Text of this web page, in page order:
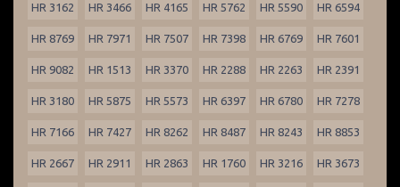
HR 3162 HR 3466 HR 4165 HR 5762 HR 5590 HR 6594
HR 8769 HR 7971 HR 7507 HR 7398 HR 6769 HR 7601
HR 9082 HR 1513 HR 3370 HR 2288 HR 2263 HR 2391
HR 3180 HR 5875 HR 5573 HR 6397 HR 6780 HR 7278
HR 7166 HR 7427 HR 8262 HR 8487 HR 8243 HR 8853
HR 2667 HR 2911 HR 2863 HR 1760 HR 3216 HR 3673